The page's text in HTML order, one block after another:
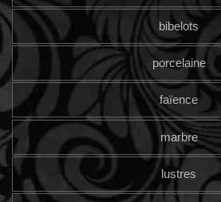
bibelots
porcelaine
faïence
marbre
lustres